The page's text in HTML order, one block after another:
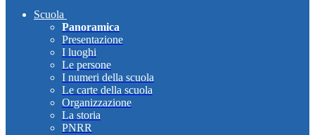
Scuola
Panoramica
Presentazione
I luoghi
Le persone
I numeri della scuola
Le carte della scuola
Organizzazione
La storia
PNRR